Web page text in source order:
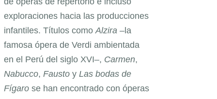
exploraciones hacia las producciones
infantiles. Títulos comoAlzira –la
famosa ópera de Verdi ambientada
en el Perú del siglo XVI–, Carmen,
Nabucco, Fausto y Las bodas de
Fígaro se han encontrado con óperas